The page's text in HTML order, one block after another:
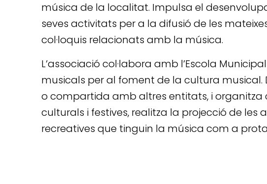
música de la localitat. Impulsa el
seves activitats per a la difusió de les
col·loquis relacionats amb la música.
L’associació col·labora amb l’Escola
musicals per al foment de la cultura musical.
o compartida amb altres entitats, i organitza
culturals i festives, realitza la projecció de
recreatives que tinguin la música com a